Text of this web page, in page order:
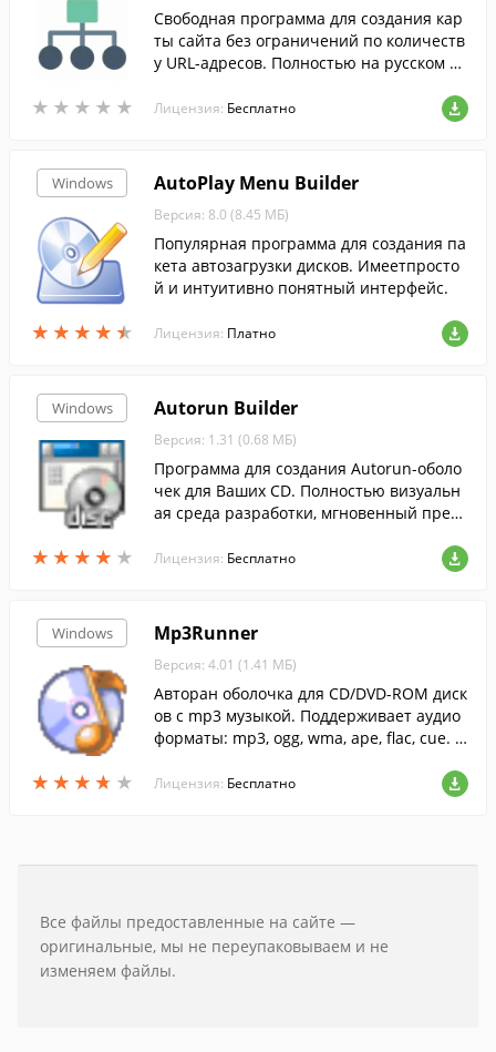
★ ★ ★ ★ ★
★ ★ ★ ★ ★
Свободная программа для создания кар
ты сайта без ограничений по количеств
у URL-адресов. Полностью на русском яз
Лицензия: Бесплатно
Windows
★ ★ ★ ★ ★
★ ★ ★ ★ ★
AutoPlay Menu Builder
Версия: 8.0 (8.45 МБ)
Популярная программа для создания па
кета автозагрузки дисков. Имеетпросто
й и интуитивно понятный интерфейс.
Лицензия: Платно
Windows
★ ★ ★ ★ ★
★ ★ ★ ★ ★
Autorun Builder
Версия: 1.31 (0.68 МБ)
Программа для создания Autorun-оболо
чек для Ваших CD. Полностью визуальн
ая среда разработки, мгновенный пред
Лицензия: Бесплатно
Windows
★ ★ ★ ★ ★
★ ★ ★ ★ ★
Mp3Runner
Версия: 4.01 (1.41 МБ)
Авторан оболочка для CD/DVD-ROM диск
ов с mp3 музыкой. Поддерживает аудио
форматы: mp3, ogg, wma, ape, flac, cue. П
ист, содержит встроенный эквалайзер...
Лицензия: Бесплатно
Все файлы предоставленные на сайте —
оригинальные, мы не переупаковываем и не
изменяем файлы.